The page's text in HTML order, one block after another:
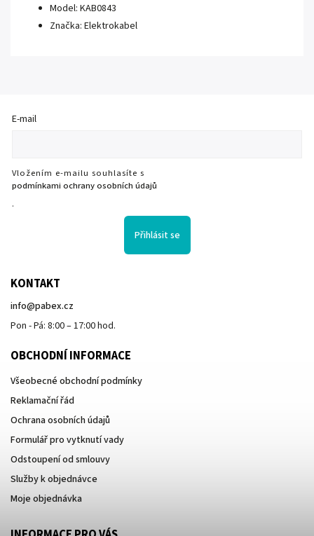
Model: KAB0843
Značka: Elektrokabel
E-mail
Vložením e-mailu souhlasíte s
podmínkami ochrany osobních údajů
.
Přihlásit se
KONTAKT
info@pabex.cz
Pon - Pá: 8:00 – 17:00 hod.
OBCHODNÍ INFORMACE
Všeobecné obchodní podmínky
Reklamační řád
Ochrana osobních údajů
Formulář pro vytknutí vady
Odstoupení od smlouvy
Služby k objednávce
Moje objednávka